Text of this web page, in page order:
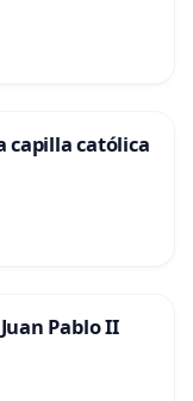
capilla católica
Pablo II